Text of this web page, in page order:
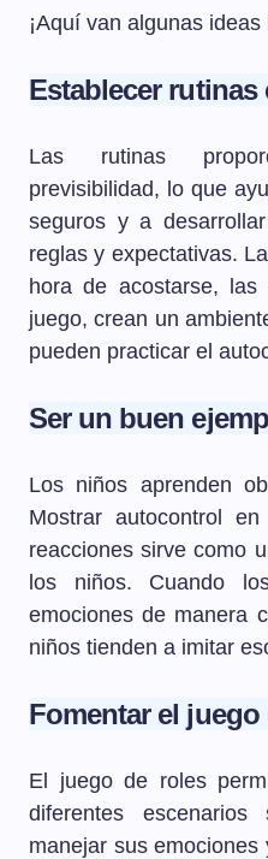
¡Aquí van algunas
Establecer rutinas
Las rutinas
previsibilidad, lo que
seguros y a
reglas y expectativas.
hora de acostarse,
juego, crean un
pueden practicar el
Ser un buen
Los niños aprenden
Mostrar autocontrol
reacciones sirve como
los niños. Cuando
emociones de manera
niños tienden a imitar
Fomentar el juego
El juego de roles
diferentes
manejar sus